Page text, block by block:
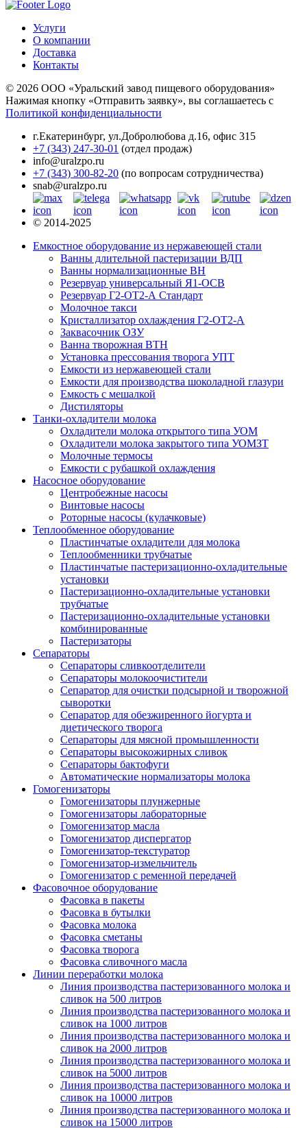
Услуги
О компании
Доставка
Контакты
© 2026 ООО «Уральский завод пищевого оборудования»
Нажимая кнопку «Отправить заявку», вы соглашаетесь с
Политикой конфиденциальности
г.Екатеринбург, ул.Добролюбова д.16, офис 315
+7 (343) 247-30-01 (отдел продаж)
info@uralzpo.ru
+7 (343) 300-82-20 (по вопросам сотрудничества)
snab@uralzpo.ru
© 2014-2025
Емкостное оборудование из нержавеющей стали
Ванны длительной пастеризации ВДП
Ванны нормализационные ВН
Резервуар универсальный Я1-ОСВ
Резервуар Г2-ОТ2-А Стандарт
Молочное такси
Кристаллизатор охлаждения Г2-ОТ2-А
Заквасочник ОЗУ
Ванна творожная ВТН
Установка прессования творога УПТ
Емкости из нержавеющей стали
Емкости для производства шоколадной глазури
Емкость с мешалкой
Дистиляторы
Танки-охладители молока
Охладители молока открытого типа УОМ
Охладители молока закрытого типа УОМЗТ
Молочные термосы
Емкости с рубашкой охлаждения
Насосное оборудование
Центробежные насосы
Винтовые насосы
Роторные насосы (кулачковые)
Теплообменное оборудование
Пластинчатые охладители для молока
Теплообменники трубчатые
Пластинчатые пастеризационно-охладительные
установки
Пастеризационно-охладительные установки
трубчатые
Пастеризационно-охладительные установки
комбинированные
Пастеризаторы
Сепараторы
Сепараторы сливкоотделители
Сепараторы молокоочистители
Сепаратор для очистки подсырной и творожной
сыворотки
Сепаратор для обезжиренного йогурта и
диетического творога
Сепараторы для мясной промышленности
Сепараторы высокожирных сливок
Сепараторы бактофуги
Автоматические нормализаторы молока
Гомогенизаторы
Гомогенизаторы плунжерные
Гомогенизаторы лабораторные
Гомогенизатор масла
Гомогенизатор диспергатор
Гомогенизатор-текстуратор
Гомогенизатор-измельчитель
Гомогенизатор с ременной передачей
Фасовочное оборудование
Фасовка в пакеты
Фасовка в бутылки
Фасовка молока
Фасовка сметаны
Фасовка творога
Фасовка сливочного масла
Линии переработки молока
Линия производства пастеризованного молока и
сливок на 500 литров
Линия производства пастеризованного молока и
сливок на 1000 литров
Линия производства пастеризованного молока и
сливок на 2000 литров
Линия производства пастеризованного молока и
сливок на 5000 литров
Линия производства пастеризованного молока и
сливок на 10000 литров
Линия производства пастеризованного молока и
сливок на 15000 литров